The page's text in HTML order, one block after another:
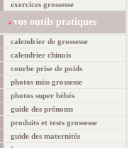
exercices grossesse
vos outils pratiques
calendrier de grossesse
calendrier chinois
courbe prise de poids
photos miss grossesse
photos super bébés
guide des prénoms
produits et tests grossesse
guide des maternités